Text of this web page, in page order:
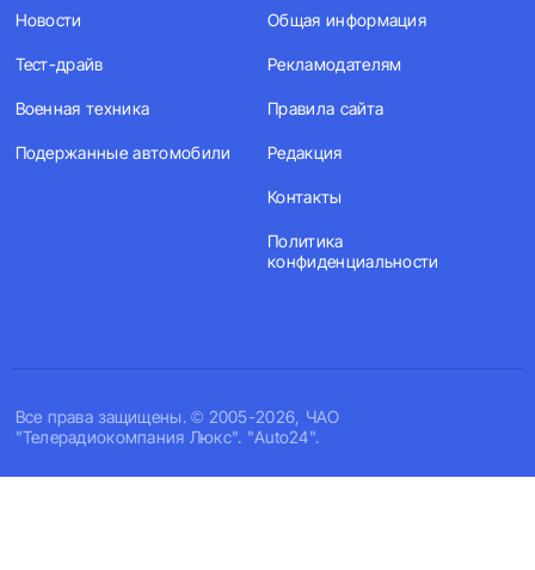
Все права защищены. © 2005-2026, ЧАО
"Телерадиокомпания Люкс". "Auto24".
Новости
Тест-драйв
Военная техника
Подержанные автомобили
Общая информация
Рекламодателям
Правила сайта
Редакция
Контакты
Политика
конфиденциальности